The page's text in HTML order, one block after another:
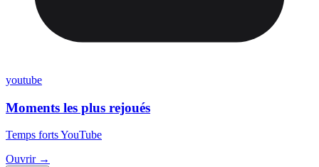
youtube
Moments les plus rejoués
Temps forts YouTube
Ouvrir →